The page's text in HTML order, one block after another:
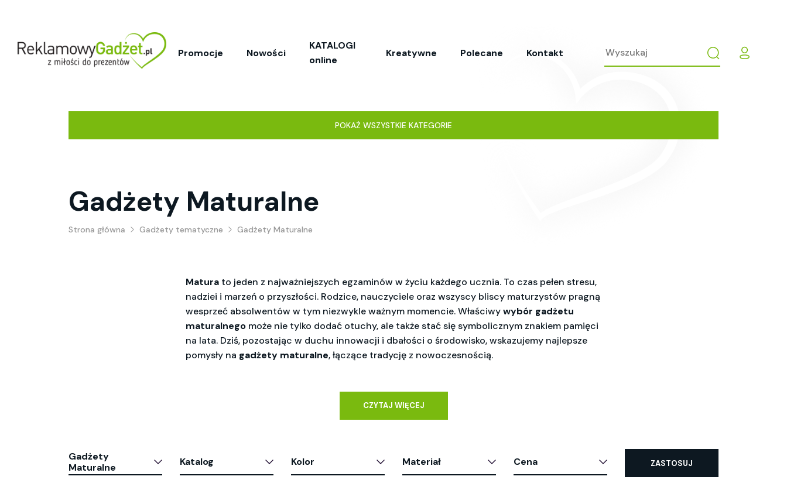
Promocje Nowości
KATALOGI
online
Kreatywne Polecane Kontakt
POKAŻ WSZYSTKIE KATEGORIE
Gadżety Maturalne
Strona główna Gadżety tematyczne Gadżety Maturalne
Matura to jeden z najważniejszych egzaminów w życiu każdego ucznia. To czas pełen stresu,
nadziei i marzeń o przyszłości. Rodzice, nauczyciele oraz wszyscy bliscy maturzystów pragną
wesprzeć absolwentów w tym niezwykle ważnym momencie. Właściwywybór gadżetu
maturalnego może nie tylko dodać otuchy, ale także stać się symbolicznym znakiem pamięci
na lata. Dziś, pozostając w duchu innowacji i dbałości o środowisko, wskazujemy najlepsze
pomysły na gadżety maturalne, łączące tradycję z nowoczesnością.
CZYTAJ WIĘCEJ
Gadżety
Maturalne
Katalog Kolor Materiał Cena ZASTOSUJ